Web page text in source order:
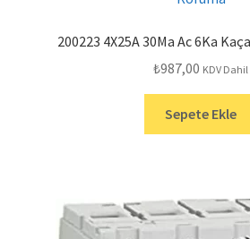
200223 4X25A 30Ma Ac 6Ka
₺987,00 KDV Dahil
Sepete Ekle